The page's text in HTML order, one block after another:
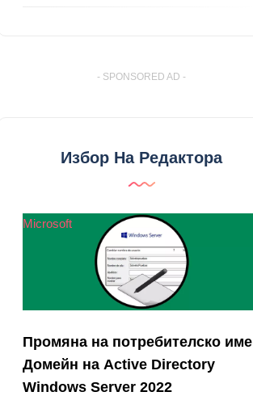
- SPONSORED AD -
Избор На Редактора
Microsoft
Промяна на потребителско име
Домейн на Active Directory
Windows Server 2022